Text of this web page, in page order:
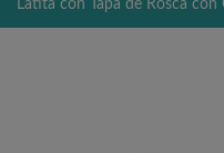
Latita con Tapa de Rosca